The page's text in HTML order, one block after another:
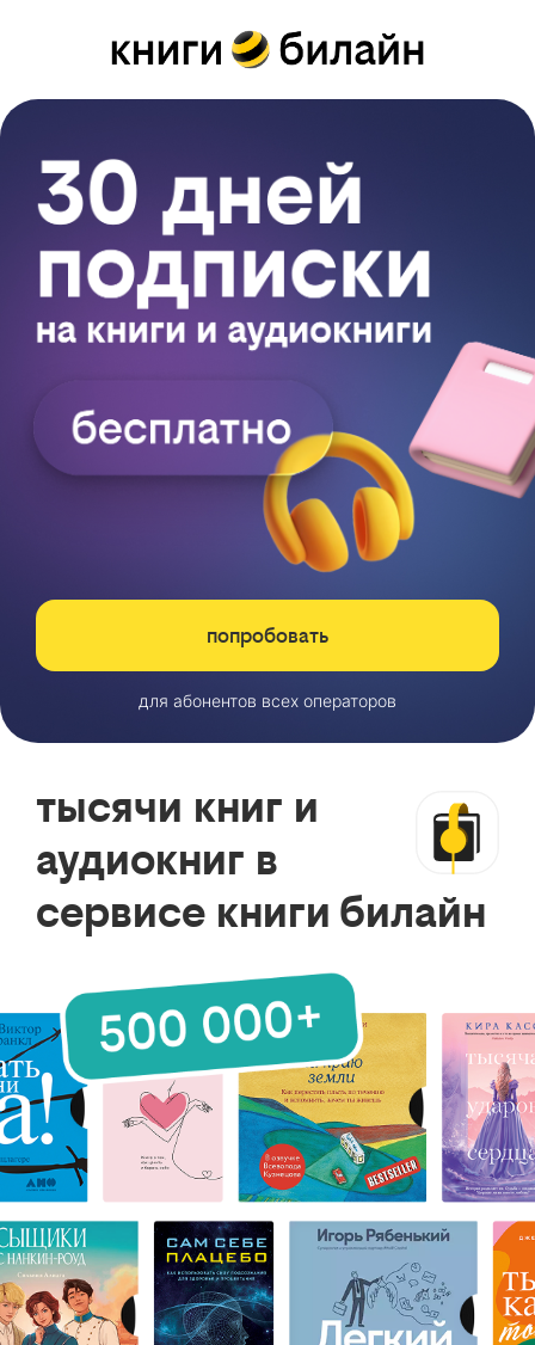
попробовать
для абонентов всех операторов
тысячи книг и
аудиокниг в
сервисе книги билайн